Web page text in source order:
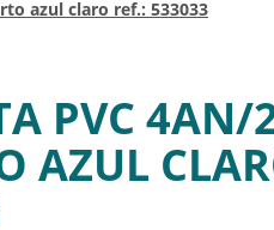
azul claro ref.: 533033
PVC
AZUL